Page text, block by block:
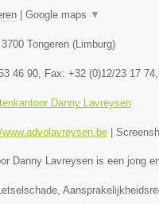
| Google maps ▼
3700 Tongeren(Limburg)
46 90, Fax: +32 (0)12/23 17 74
Danny Lavreysen
|
Danny Lavreysen is een jong